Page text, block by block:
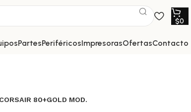
$0
partes periféricos impresoras ofertas contacto
80+GOLD MOD.